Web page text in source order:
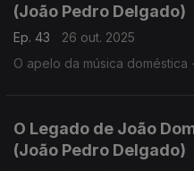
(João Pedro Delgado)
Ep. 43
26 out. 2025
O apelo da música
O Legado de João
(João Pedro Delgado)